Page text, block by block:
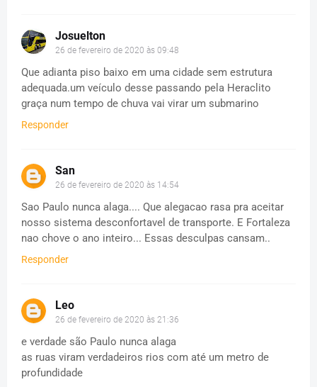
Josuelton
26 de fevereiro de 2020 às 09:48
Que adianta piso baixo em uma cidade sem estrutura
adequada.um veículo desse passando pela Heraclito
graça num tempo de chuva vai virar um submarino
Responder
San
26 de fevereiro de 2020 às 14:54
Sao Paulo nunca alaga.... Que alegacao rasa pra aceitar
nosso sistema desconfortavel de transporte. E Fortaleza
nao chove o ano inteiro... Essas desculpas cansam..
Responder
Leo
26 de fevereiro de 2020 às 21:36
e verdade são Paulo nunca alaga
as ruas viram verdadeiros rios com até um metro de
profundidade